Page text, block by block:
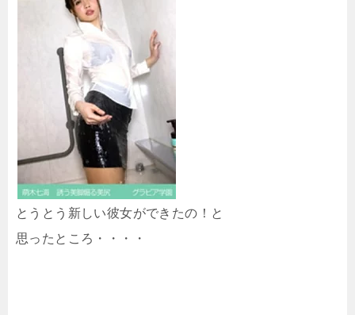
とうとう新しい彼女ができたの！と
思ったところ・・・・